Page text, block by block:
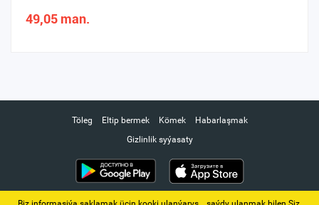
49,05 man.
Töleg Eltip bermek Kömek
Habarlaşmak
Gizlinlik syýasaty